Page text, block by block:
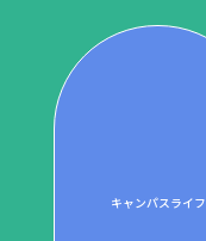
キャンパスライフ